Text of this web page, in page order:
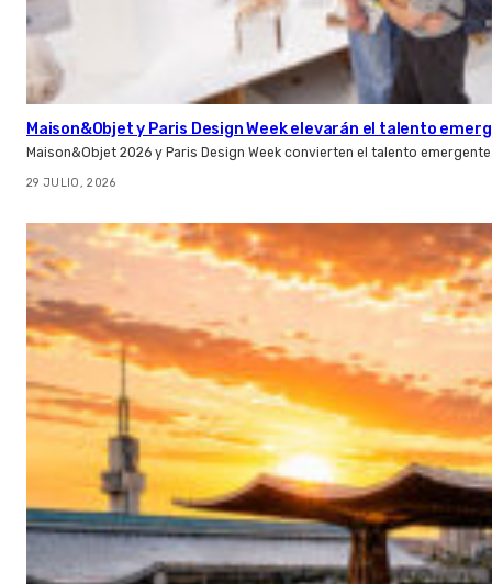
Maison&Objet y Paris Design Week elevarán el talento
Maison&Objet 2026 y Paris Design Week convierten el talento
29 JULIO, 2026